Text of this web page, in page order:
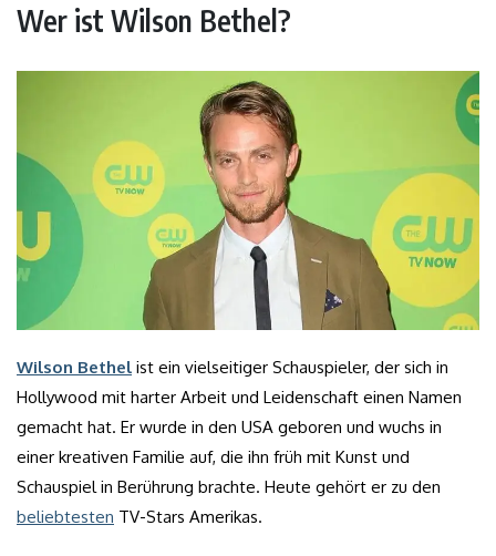
Wer ist Wilson Bethel?
Wilson Bethel ist ein vielseitiger Schauspieler, der sich in
Hollywood mit harter Arbeit und Leidenschaft einen Namen
gemacht hat. Er wurde in den USA geboren und wuchs in
einer kreativen Familie auf, die ihn früh mit Kunst und
Schauspiel in Berührung brachte. Heute gehört er zu den
beliebtesten TV-Stars Amerikas.